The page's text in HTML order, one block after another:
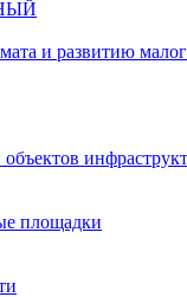
и развитию
площадки